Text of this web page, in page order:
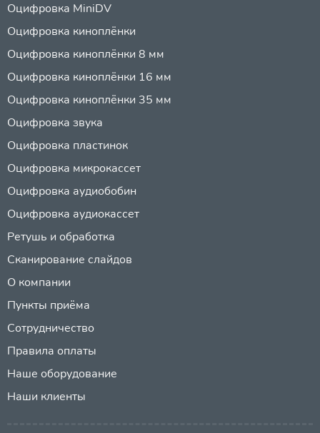
Оцифровка MiniDV
Оцифровка киноплёнки
Оцифровка киноплёнки 8 мм
Оцифровка киноплёнки 16 мм
Оцифровка киноплёнки 35 мм
Оцифровка звука
Оцифровка пластинок
Оцифровка микрокассет
Оцифровка аудиобобин
Оцифровка аудиокассет
Ретушь и обработка
Сканирование слайдов
О компании
Пункты приёма
Сотрудничество
Правила оплаты
Наше оборудование
Наши клиенты